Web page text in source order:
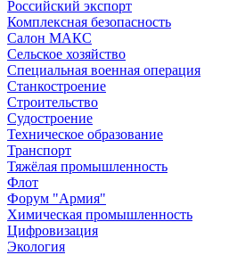
Российский экспорт
Комплексная безопасность
Салон МАКС
Сельское хозяйство
Специальная военная операция
Станкостроение
Строительство
Судостроение
Техническое образование
Транспорт
Тяжёлая промышленность
Флот
Форум "Армия"
Химическая промышленность
Цифровизация
Экология